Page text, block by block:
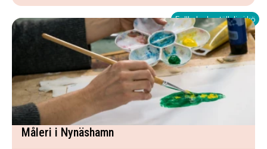
Fullbokad - ställ dig i kö
Måleri i Nynäshamn